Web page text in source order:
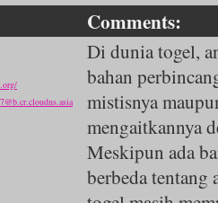
Comments:
Di dunia togel,
bahan
mistisnya
mengaitkannya
Meskipun ada
berbeda tentang